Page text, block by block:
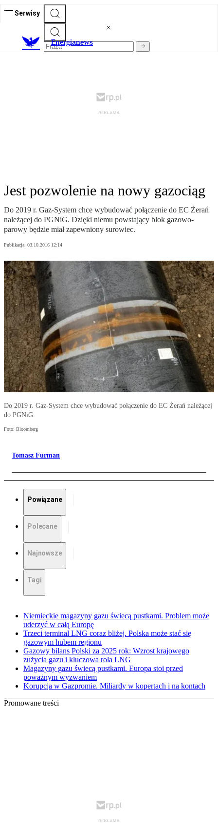
Serwisy
Energianews
Jest pozwolenie na nowy gazociąg
Do 2019 r. Gaz-System chce wybudować połączenie do EC Żerań
należącej do PGNiG. Dzięki niemu powstający blok gazowo-
parowy będzie miał zapewniony surowiec.
Publikacja: 03.10.2016 12:14
Do 2019 r. Gaz-System chce wybudować połączenie do EC Żerań należącej
do PGNiG.
Foto: Bloomberg
Tomasz Furman
Powiązane
Polecane
Najnowsze
Tagi
Niemieckie magazyny gazu świecą pustkami. Problem może
uderzyć w całą Europę
Trzeci terminal LNG coraz bliżej. Polska może stać się
gazowym hubem regionu
Gazowy bilans Polski za 2025 rok: Wzrost krajowego
zużycia gazu i kluczowa rola LNG
Magazyny gazu świecą pustkami. Europa stoi przed
poważnym wyzwaniem
Korupcja w Gazpromie. Miliardy w kopertach i na kontach
Promowane treści